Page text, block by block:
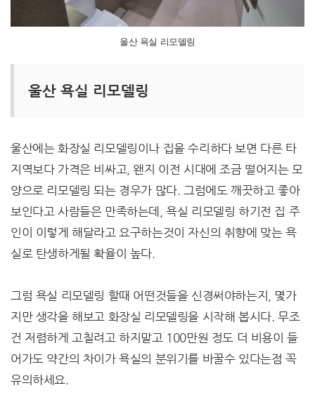
울산 욕실 리모델링
울산 욕실 리모델링
울산에는 화장실 리모델링이나 집을 수리하다 보면 다른 타
지역보다 가격은 비싸고, 왠지 이전 시대에 조금 떨어지는 모
양으로 리모델링 되는 경우가 많다. 그럼에도 깨끗하고 좋아
보인다고 사람들은 만족하는데, 욕실 리모델링 하기전 집 주
인이 이렇게 해달라고 요구하는것이 자신의 취향에 맞는 욕
실로 탄생하게될 확율이 높다.
그럼 욕실 리모델링 할때 어떤것들을 신경써야하는지, 몇가
지만 생각을 해보고 화장실 리모델링을 시작해 봅시다. 무조
건 저렴하게 고칠려고 하지말고 100만원 정도 더 비용이 들
어가도 약간의 차이가 욕실의 분위기를 바꿀수 있다는점 꼭
유의하세요.